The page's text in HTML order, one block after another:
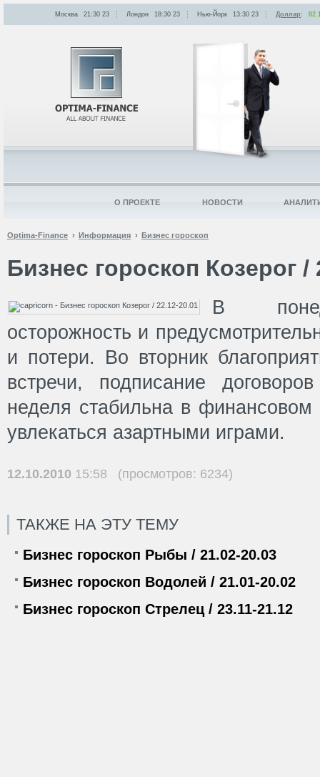
Optima-Finance Информация Бизнес гороскоп
Бизнес гороскоп Козерог /
В
осторожность и
и потери. Во вторник
встречи, подписание
неделя стабильна в
увлекаться азартными играми.
12.10.2010 15:58 (просмотров: 6234)
ТАКЖЕ НА ЭТУ ТЕМУ
Бизнес гороскоп Рыбы / 21.02-20.03
Бизнес гороскоп Водолей / 21.01-20.02
Бизнес гороскоп Стрелец / 23.11-21.12
Москва 21:30 23 Лондон 18:30 23 Нью-Йорк 13:30 23 Доллар:
О ПРОЕКТЕ НОВОСТИ